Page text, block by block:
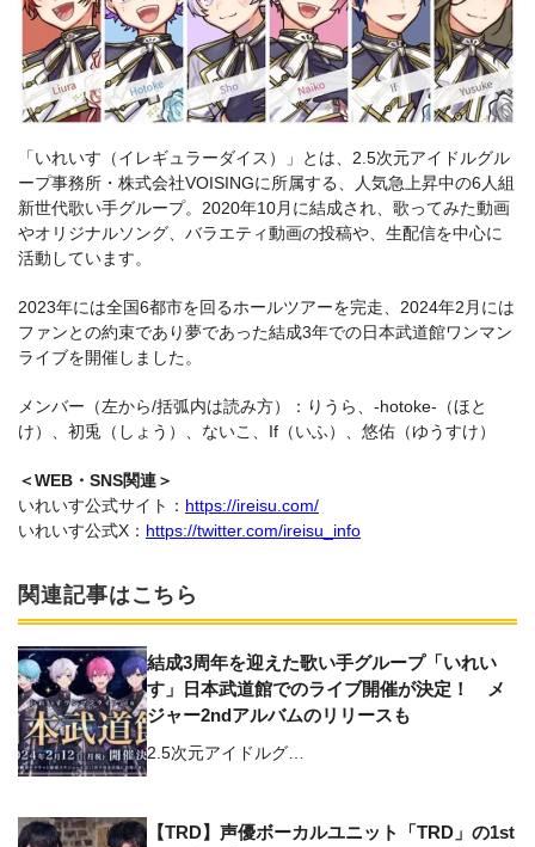
「いれいす（イレギュラーダイス）」とは、2.5次元アイドルグル
ープ事務所・株式会社VOISINGに所属する、人気急上昇中の6人組
新世代歌い手グループ。2020年10月に結成され、歌ってみた動画
やオリジナルソング、バラエティ動画の投稿や、生配信を中心に
活動しています。
2023年には全国6都市を回るホールツアーを完走、2024年2月には
ファンとの約束であり夢であった結成3年での日本武道館ワンマン
ライブを開催しました。
メンバー（左から/括弧内は読み方）：りうら、-hotoke-（ほと
け）、初兎（しょう）、ないこ、If（いふ）、悠佑（ゆうすけ）
＜WEB・SNS関連＞
いれいす公式サイト： https://ireisu.com/
いれいす公式X： https://twitter.com/ireisu_info
関連記事はこちら
結成3周年を迎えた歌い手グループ「いれい
す」日本武道館でのライブ開催が決定！ メ
ジャー2ndアルバムのリリースも
2.5次元アイドルグ…
【TRD】声優ボーカルユニット「TRD」の1st